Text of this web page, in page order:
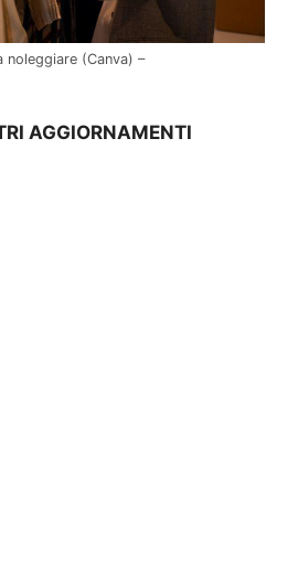
noleggiare (Canva) –
AGGIORNAMENTI